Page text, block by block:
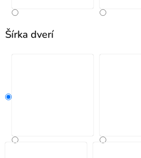
Šírka dverí